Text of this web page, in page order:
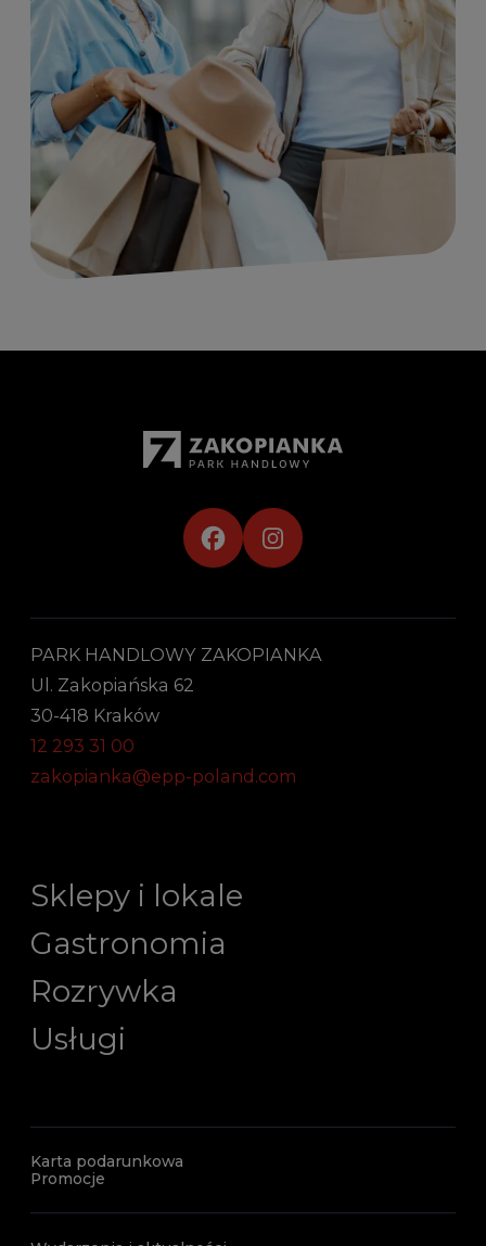
PARK HANDLOWY ZAKOPIANKA
Ul. Zakopiańska 62
30-418 Kraków
12 293 31 00
zakopianka@epp-poland.com
Sklepy i lokale
Gastronomia
Rozrywka
Usługi
Karta podarunkowa
Promocje